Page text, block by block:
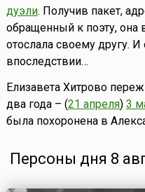
дуэли. Получив пакет,
обращенный к поэту, она
отослала своему другу.
впоследствии…
Елизавета Хитрово
два года – (21 апреля) 3
была похоронена в
Персоны дня 8